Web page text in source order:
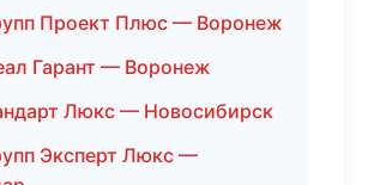
Проект Плюс — Воронеж
Гарант — Воронеж
Люкс — Новосибирск
Эксперт Люкс —